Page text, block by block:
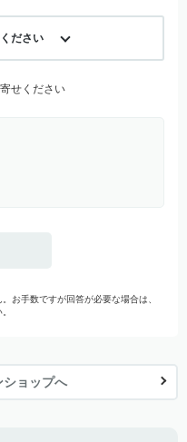
ださい
せください
お手数ですが回答が必要な場合は、
ョップへ